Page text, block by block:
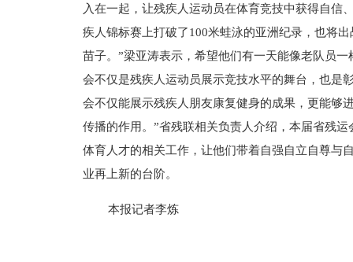
入在一起，让残疾人运动员在体育竞技中获得自
疾人锦标赛上打破了100米蛙泳的亚洲纪录，也将
苗子。”梁亚涛表示，希望他们有一天能像老队
会不仅是残疾人运动员展示竞技水平的舞台，也是
会不仅能展示残疾人朋友康复健身的成果，更能够
传播的作用。”省残联相关负责人介绍，本届省残
体育人才的相关工作，让他们带着自强自立自尊与
业再上新的台阶。
本报记者李炼